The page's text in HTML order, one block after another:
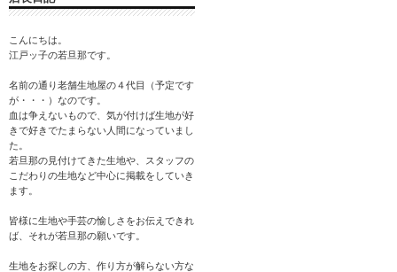
こんにちは。
江戸ッ子の若旦那です。
名前の通り老舗生地屋の４代目（予定です
が・・・）なのです。
血は争えないもので、気が付けば生地が好
きで好きでたまらない人間になっていまし
た。
若旦那の見付けてきた生地や、スタッフの
こだわりの生地など中心に掲載をしていき
ます。
皆様に生地や手芸の愉しさをお伝えできれ
ば、それが若旦那の願いです。
生地をお探しの方、作り方が解らない方な